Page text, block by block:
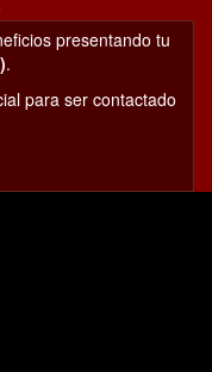
presentando tu
.
para ser contactado